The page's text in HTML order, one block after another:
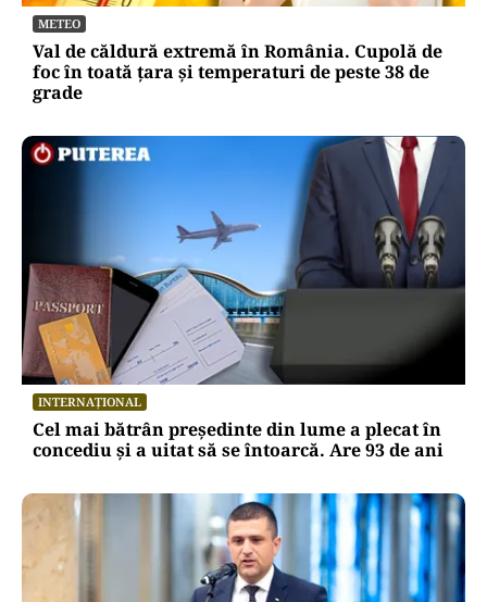
METEO
Val de căldură extremă în România. Cupolă de
foc în toată țara și temperaturi de peste 38 de
grade
INTERNAȚIONAL
Cel mai bătrân președinte din lume a plecat în
concediu și a uitat să se întoarcă. Are 93 de ani